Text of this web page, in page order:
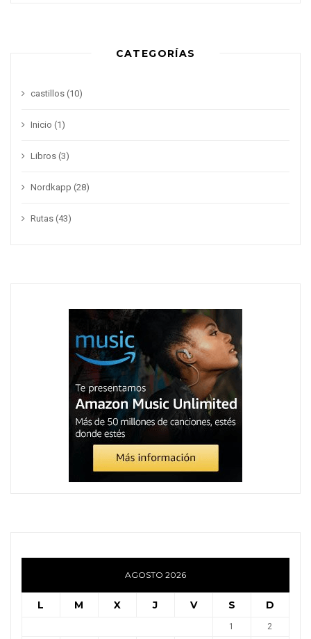
CATEGORÍAS
castillos (10)
Inicio (1)
Libros (3)
Nordkapp (28)
Rutas (43)
AGOSTO 2026
L M X J V S D
1 2